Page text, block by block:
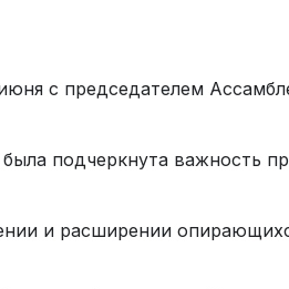
с председателем
подчеркнута важность
и расширении